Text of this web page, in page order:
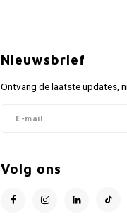
Nieuwsbrief
Ontvang de laatste updates,
Volg ons